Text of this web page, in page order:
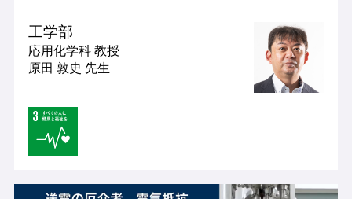
工学部
応用化学科 教授
原田 敦史 先生